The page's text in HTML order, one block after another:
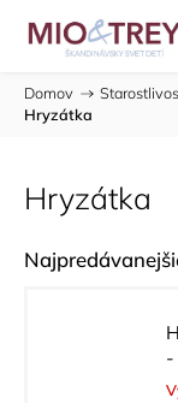
Domov /
Hryzátka
Hryzátka
-